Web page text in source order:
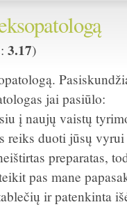
3.17)
jai pasiūlo:
į naujų vaistų
reiks duoti jūsų
preparatas,
pas mane
ir patenkinta